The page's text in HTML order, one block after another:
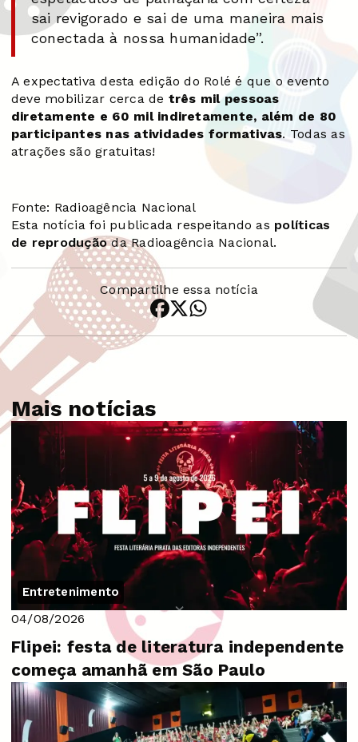
sai revigorado e sai de uma maneira mais
conectada à nossa humanidade”.
A expectativa desta edição do Rolé é que o evento
deve mobilizar cerca de três mil pessoas
diretamente e 60 mil indiretamente, além de 80
participantes nas atividades formativas. Todas as
atrações são gratuitas!
Fonte: Radioagência Nacional
Esta notícia foi publicada respeitando as políticas
de reproduçãoda Radioagência Nacional.
Compartilhe essa notícia
Mais notícias
Entretenimento
04/08/2026
Flipei: festa de literatura independente
começa amanhã em São Paulo